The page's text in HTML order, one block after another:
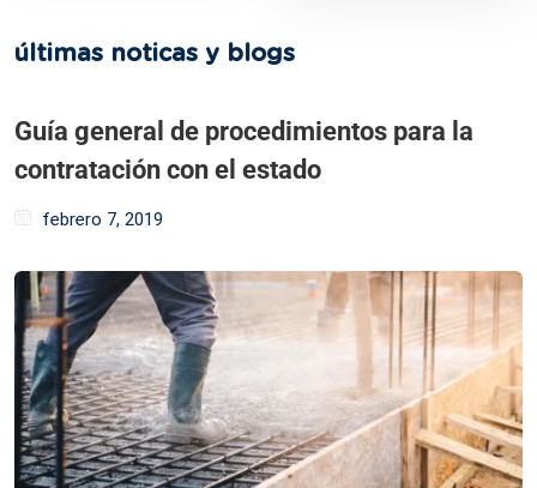
últimas noticas y blogs
Guía general de procedimientos para la
contratación con el estado
febrero 7, 2019